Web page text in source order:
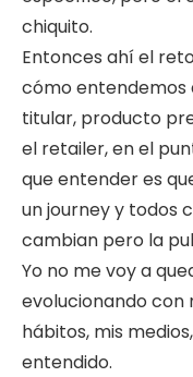
chiquito.
Entonces ahí el
cómo entendemos
titular, producto
el retailer, en el
que entender es
un journey y todos
cambian pero la
Yo no me voy a
evolucionando con
hábitos, mis
entendido.